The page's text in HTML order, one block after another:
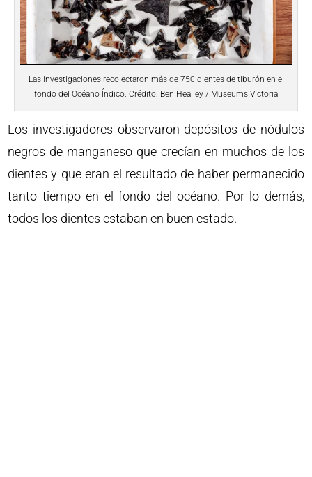
Las investigaciones recolectaron más de 750 dientes de tiburón en el
fondo del Océano Índico. Crédito: Ben Healley / Museums Victoria
Los investigadores observaron depósitos de nódulos
negros de manganeso que crecían en muchos de los
dientes y que eran el resultado de haber permanecido
tanto tiempo en el fondo del océano. Por lo demás,
todos los dientes estaban en buen estado.